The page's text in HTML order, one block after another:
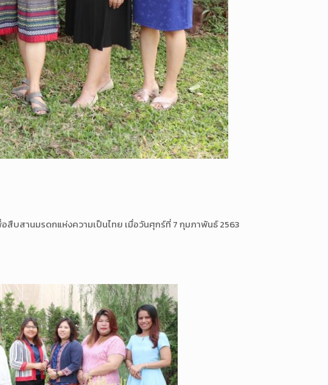
สืบสานมรดกแห่งความเป็นไทย เมื่อวันศุกร์ที่ 7 กุมภาพันธ์ 2563